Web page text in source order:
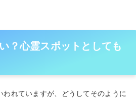
？心霊スポットとしても
われていますが、どうしてそのように